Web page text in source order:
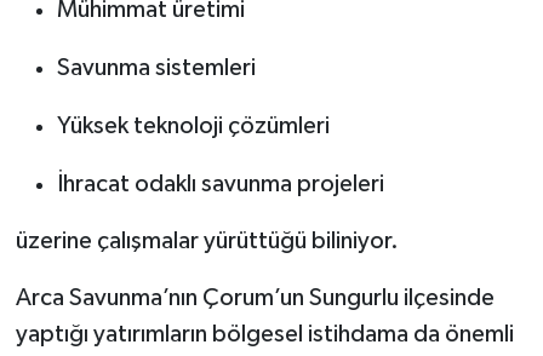
Mühimmat üretimi
Savunma sistemleri
Yüksek teknoloji çözümleri
İhracat odaklı savunma projeleri
üzerine çalışmalar yürüttüğü biliniyor.
Arca Savunma’nın Çorum’un Sungurlu ilçesinde
yaptığı yatırımların bölgesel istihdama da önemli